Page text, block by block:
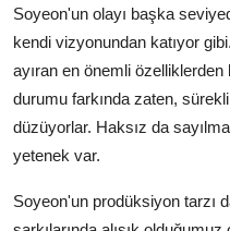
Soyeon'un olayı başka
kendi vizyonundan katıyor
ayıran en önemli
durumu farkında zaten,
düzüyorlar. Haksız da
yetenek var.
Soyeon'un prodüksiyon tarzı